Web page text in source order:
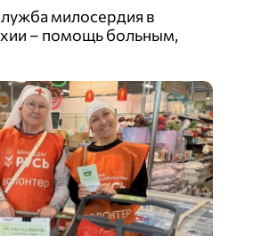
милосердия в
– помощь больным,